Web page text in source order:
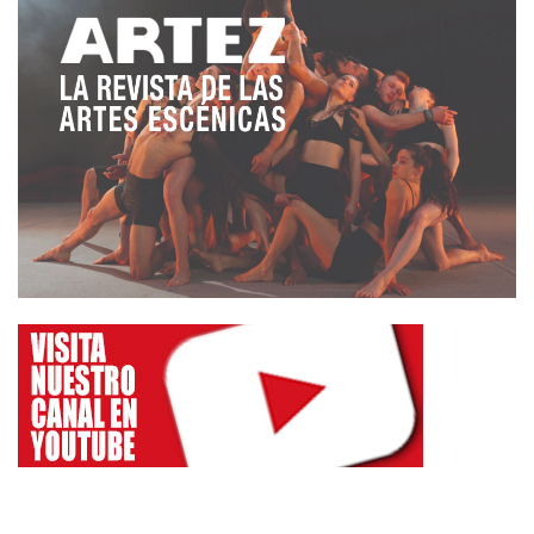
grave.
Por eso, como parece que nunca pasa nada, hay
que reclamar en todos los
lugares donde se celebran actividades de Artes
Escénicas se cumplan todas las reglamentaciones
en materia de seguridad, por absurda o excesivas
nos parezcan a los legos. Hay que estar siempre
preparados para cualquier contingencia, en este
caso sobre el escenario, pero yo sí he vivido
circunstancias muy graves entre el público y en
aquellos años, no existía tantas medidas de esa
índole y se complicaba todo mucho más.
Así que espero poder discutir sobre teatro con